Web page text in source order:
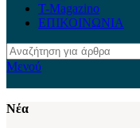
T-Magazino
ΕΠΙΚΟΙΝΩΝΙΑ
Μενού
Νέα